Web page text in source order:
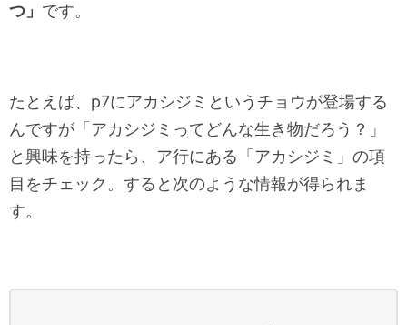
つ」 です。
たとえば、p7にアカシジミというチョウが登場する
んですが「アカシジミってどんな生き物だろう？」
と興味を持ったら、ア行にある「アカシジミ」の項
目をチェック。すると次のような情報が得られま
す。